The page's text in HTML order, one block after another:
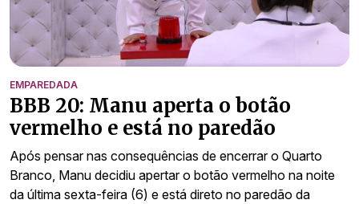
EMPAREDADA
BBB 20: Manu aperta o botão
vermelho e está no paredão
Após pensar nas consequências de encerrar o Quarto
Branco, Manu decidiu apertar o botão vermelho na noite
da última sexta-feira (6) e está direto no paredão da